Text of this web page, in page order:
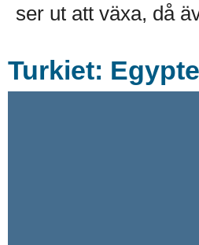
ser ut att växa, då
Turkiet: